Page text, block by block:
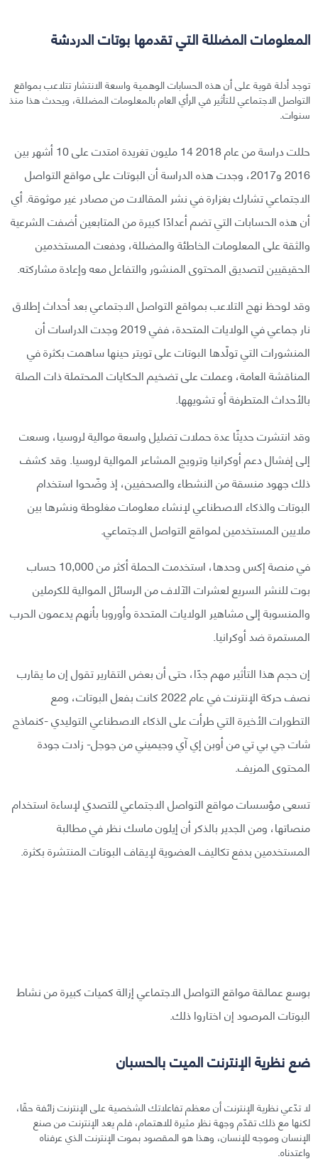
المعلومات المضللة التي تقدمها بوتات الدردشة
توجد أدلة قوية على أن هذه الحسابات الوهمية واسعة الانتشار تتلاعب بمواقع
التواصل الاجتماعي للتأثير في الرأي العام بالمعلومات المضللة، ويحدث هذا منذ
سنوات.
حللت دراسة من عام 2018 14 مليون تغريدة امتدت على 10 أشهر بين
2016 و2017، وجدت هذه الدراسة أن البوتات على مواقع التواصل
الاجتماعي تشارك بغزارة في نشر المقالات من مصادر غير موثوقة. أي
أن هذه الحسابات التي تضم أعدادًا كبيرة من المتابعين أضفت الشرعية
والثقة على المعلومات الخاطئة والمضللة، ودفعت المستخدمين
الحقيقيين لتصديق المحتوى المنشور والتفاعل معه وإعادة مشاركته.
وقد لوحظ نهج التلاعب بمواقع التواصل الاجتماعي بعد أحداث إطلاق
نار جماعي في الولايات المتحدة، ففي 2019 وجدت الدراسات أن
المنشورات التي تولّدها البوتات على تويتر حينها ساهمت بكثرة في
المناقشة العامة، وعملت على تضخيم الحكايات المحتملة ذات الصلة
بالأحداث المتطرفة أو تشويهها.
وقد انتشرت حديثًا عدة حملات تضليل واسعة موالية لروسيا، وسعت
إلى إفشال دعم أوكرانيا وترويج المشاعر الموالية لروسيا. وقد كشف
ذلك جهود منسقة من النشطاء والصحفيين، إذ وضّحوا استخدام
البوتات والذكاء الاصطناعي لإنشاء معلومات مغلوطة ونشرها بين
ملايين المستخدمين لمواقع التواصل الاجتماعي.
في منصة إكس وحدها، استخدمت الحملة أكثر من 10,000 حساب
بوت للنشر السريع لعشرات الآلاف من الرسائل الموالية للكرملين
والمنسوبة إلى مشاهير الولايات المتحدة وأوروبا بأنهم يدعمون الحرب
المستمرة ضد أوكرانيا.
إن حجم هذا التأثير مهم جدًا، حتى أن بعض التقارير تقول إن ما يقارب
نصف حركة الإنترنت في عام 2022 كانت بفعل البوتات، ومع
التطورات الأخيرة التي طرأت على الذكاء الاصطناعي التوليدي -كنماذج
شات جي بي تي من أوبن إي آي وجيميني من جوجل- زادت جودة
المحتوى المزيف.
تسعى مؤسسات مواقع التواصل الاجتماعي للتصدي لإساءة استخدام
منصاتها، ومن الجدير بالذكر أن إيلون ماسك نظر في مطالبة
المستخدمين بدفع تكاليف العضوية لإيقاف البوتات المنتشرة بكثرة.
بوسع عمالقة مواقع التواصل الاجتماعي إزالة كميات كبيرة من نشاط
البوتات المرصود إن اختاروا ذلك.
ضع نظرية الإنترنت الميت بالحسبان
لا تدّعي نظرية الإنترنت أن معظم تفاعلاتك الشخصية على الإنترنت زائفة حقًا،
لكنها مع ذلك تقدّم وجهة نظر مثيرة للاهتمام، فلم يعد الإنترنت من صنع
الإنسان وموجه للإنسان، وهذا هو المقصود بموت الإنترنت الذي عرفناه
واعتدناه.